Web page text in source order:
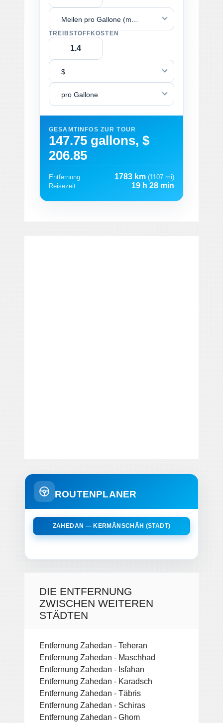
TREIBSTOFFKOSTEN
$
pro Gallone
GESAMTINFOS ZUR TOUR
147.75 gallons, $
206.85
Entfernung 1783 km (1107 mi)
Reisezeit
19 h 28 min
ROUTENPLANER
ZAHEDAN — KERMĀNSCHĀH (STADT)
DIE ENTFERNUNG
ZWISCHEN WEITEREN
STÄDTEN
Entfernung Zahedan - Teheran
Entfernung Zahedan - Maschhad
Entfernung Zahedan - Isfahan
Entfernung Zahedan - Karadsch
Entfernung Zahedan - Täbris
Entfernung Zahedan - Schiras
Entfernung Zahedan - Ghom